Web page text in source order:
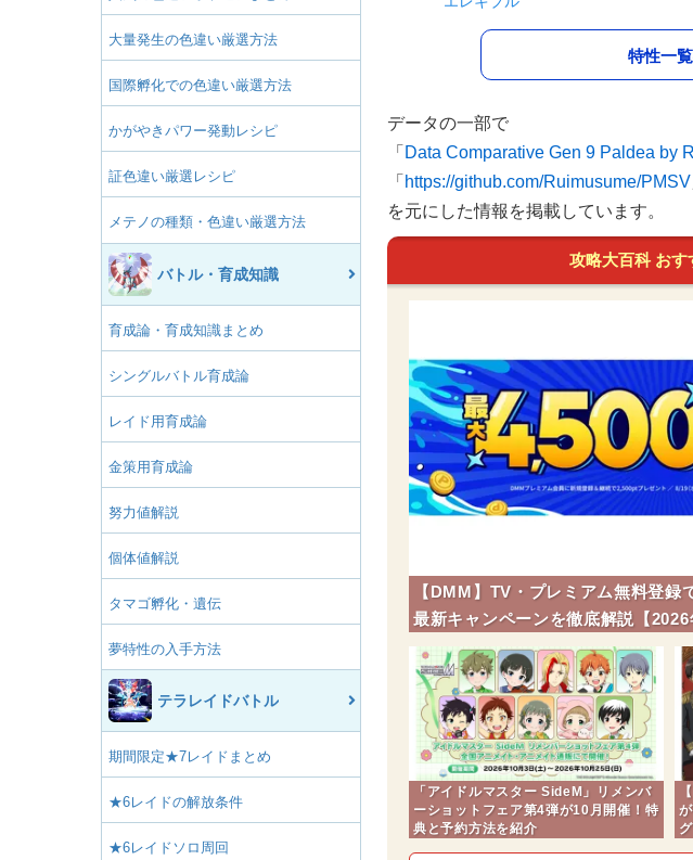
大量発生の色違い厳選方法
国際孵化での色違い厳選方法
かがやきパワー発動レシピ
証色違い厳選レシピ
メテノの種類・色違い厳選方法
バトル・育成知識
育成論・育成知識まとめ
シングルバトル育成論
レイド用育成論
金策用育成論
努力値解説
個体値解説
タマゴ孵化・遺伝
夢特性の入手方法
テラレイドバトル
期間限定★7レイドまとめ
★6レイドの解放条件
★6レイドソロ周回
特性一
データの一部で
「 Data Comparative Gen 9 Paldea by
「 https://github.com/Ruimusume/PMSV
を元にした情報を掲載しています。
攻略大百科 おす
【DMM】TV・プレミアム無料登
最新キャンペーンを徹底解説【2026
「アイドルマスター SideM」リメンバ
ーショットフェア第4弾が10月開催！特
典と予約方法を紹介